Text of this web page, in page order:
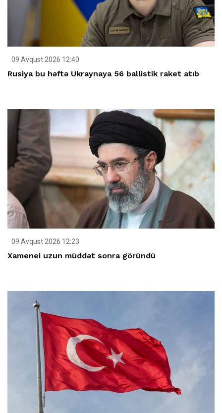
09 Avqust 2026 12:40
Rusiya bu həftə Ukraynaya 56 ballistik raket atıb
09 Avqust 2026 12:23
Xamenei uzun müddət sonra göründü